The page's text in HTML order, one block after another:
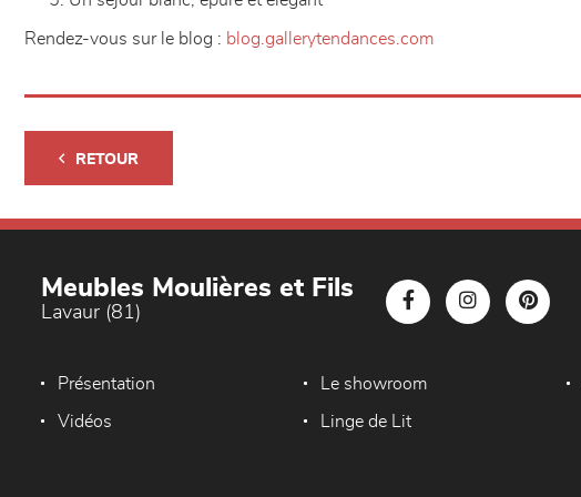
Rendez-vous sur le blog : blog.gallerytendances.com
RETOUR
Meubles Moulières et Fils
Lavaur (81)
Présentation Le showroom
Vidéos Linge de Lit